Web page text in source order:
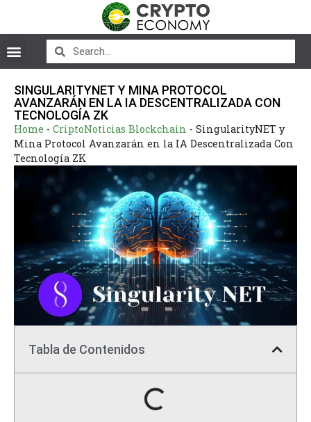
SINGULARITYNET Y MINA PROTOCOL
AVANZARÁN EN LA IA DESCENTRALIZADA CON
TECNOLOGÍA ZK
Home - CriptoNoticias Blockchain - SingularityNET y
Mina Protocol Avanzarán en la IA Descentralizada Con
Tecnología ZK
Tabla de Contenidos